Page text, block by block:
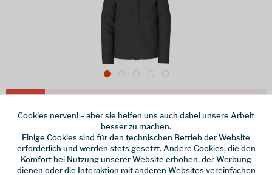
280,00 € *
inkl. MwSt./ Versandkostenfrei!
Größe
Cookies nerven! – aber sie helfen uns auch dabei unsere Arbeit
besser zu machen.
Einige Cookies sind für den technischen Betrieb der Website
erforderlich und werden stets gesetzt. Andere Cookies, die den
Komfort bei Nutzung unserer Website erhöhen, der Werbung
dienen oder die Interaktion mit anderen Websites vereinfachen